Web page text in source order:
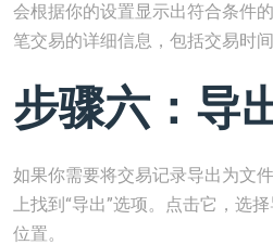
会根据你的设置显示出符合条件
笔交易的详细信息，包括交易时
步骤六：导
如果你需要将交易记录导出为文
上找到“导出”选项。点击它，选
位置。